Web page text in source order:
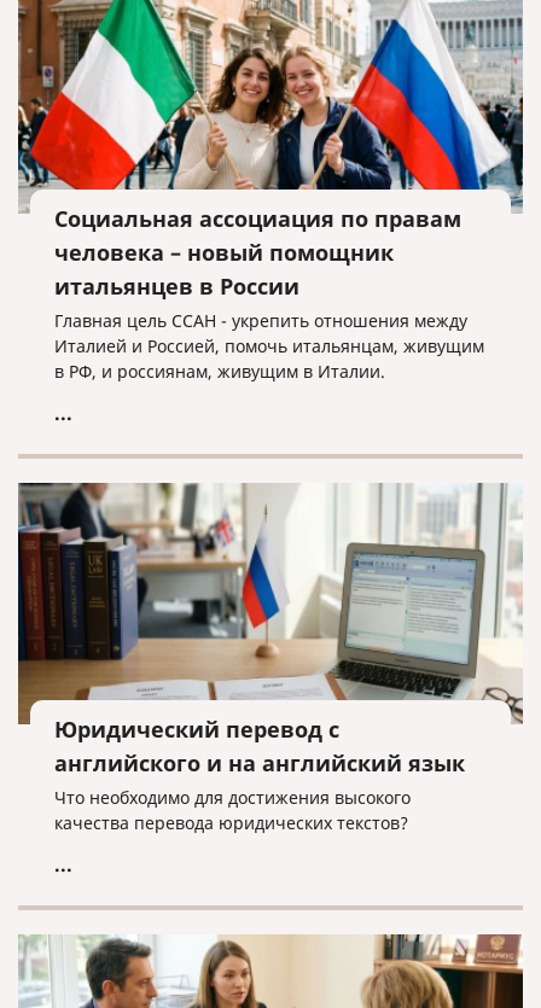
Социальная ассоциация по правам
человека – новый помощник
итальянцев в России
Главная цель ССАН - укрепить отношения между
Италией и Россией, помочь итальянцам, живущим
в РФ, и россиянам, живущим в Италии.
...
Юридический перевод с
английского и на английский язык
Что необходимо для достижения высокого
качества перевода юридических текстов?
...